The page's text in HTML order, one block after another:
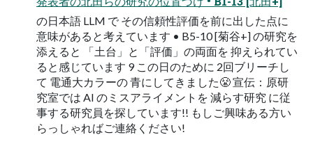
の⽇本語 LLM で その信頼性評価を前に出した点に
意味があると考えています • B5-10 [菊⾕+] の研究を
添えると 「⼟台」と「評価」の両⾯を 抑えられてい
ると感じています 9 この⽇のために 2回ブリーチし
て 電通⼤カラーの ⻘にしてきました😤 宣伝：原研
究室では AI のミスアライメントを 減らす研究 に従
事する研究員を探しています!! もしご興味ある⽅い
らっしゃればご連絡ください!